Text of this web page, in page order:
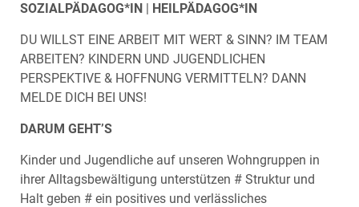
SOZIALPÄDAGOG*IN | HEILPÄDAGOG*IN
DU WILLST EINE ARBEIT MIT WERT & SINN? IM TEAM
ARBEITEN? KINDERN UND JUGENDLICHEN
PERSPEKTIVE & HOFFNUNG VERMITTELN? DANN
MELDE DICH BEI UNS!
DARUM GEHT’S
Kinder und Jugendliche auf unseren Wohngruppen in
ihrer Alltagsbewältigung unterstützen # Struktur und
Halt geben # ein positives und verlässliches